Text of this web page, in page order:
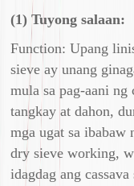
(1) Tuyong salaan:
Function: Upang
sieve ay unang
mula sa pag-aani ng
tangkay at dahon,
mga ugat sa ibabaw
dry sieve working,
idagdag ang